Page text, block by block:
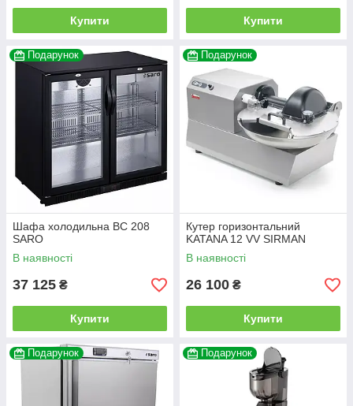
Купити Купити
Подарунок
Шафа холодильна BC 208
SARO
В наявності
37 125 ₴
Купити
Подарунок
Кутер горизонтальний
KATANA 12 VV SIRMAN
В наявності
26 100 ₴
Купити
Подарунок Подарунок